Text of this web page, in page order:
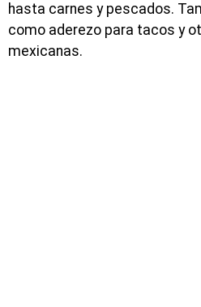
hasta carnes y pescados.
como aderezo para tacos y
mexicanas.